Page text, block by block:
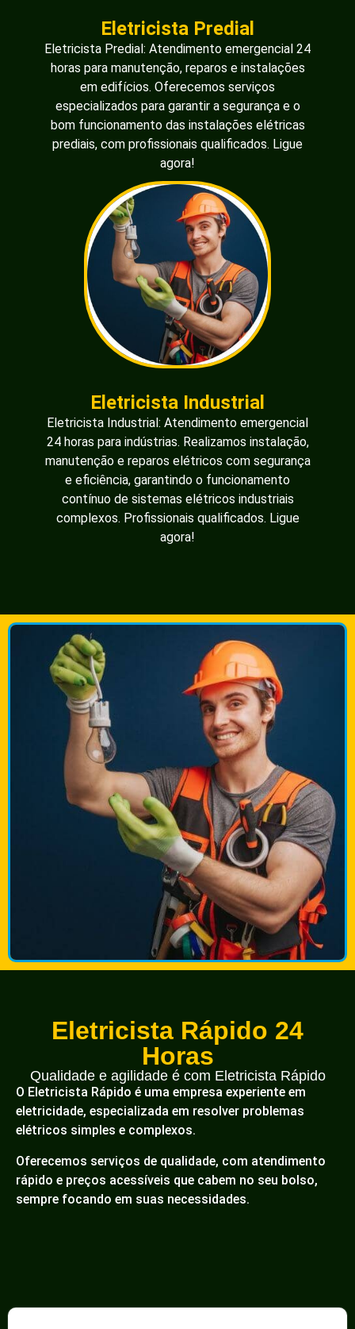
Eletricista Predial
Eletricista Predial: Atendimento emergencial 24
horas para manutenção, reparos e instalações
em edifícios. Oferecemos serviços
especializados para garantir a segurança e o
bom funcionamento das instalações elétricas
prediais, com profissionais qualificados. Ligue
agora!
Eletricista Industrial
Eletricista Industrial: Atendimento emergencial
24 horas para indústrias. Realizamos instalação,
manutenção e reparos elétricos com segurança
e eficiência, garantindo o funcionamento
contínuo de sistemas elétricos industriais
complexos. Profissionais qualificados. Ligue
agora!
Eletricista Rápido 24
Horas
Qualidade e agilidade é com Eletricista Rápido
O Eletricista Rápido é uma empresa experiente em
eletricidade, especializada em resolver problemas
elétricos simples e complexos.
Oferecemos serviços de qualidade, com atendimento
rápido e preços acessíveis que cabem no seu bolso,
sempre focando em suas necessidades.